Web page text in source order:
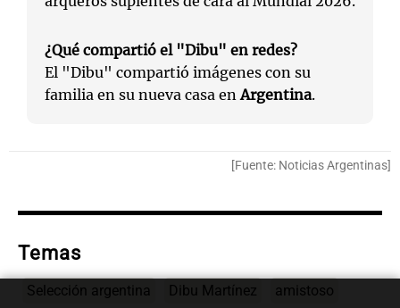
¿Qué compartió el "Dibu" en redes?
El "Dibu" compartió imágenes con su
familia en su nueva casa enArgentina.
[Fuente: Noticias Argentinas]
Temas
Selección argentina Dibu Martínez amistoso